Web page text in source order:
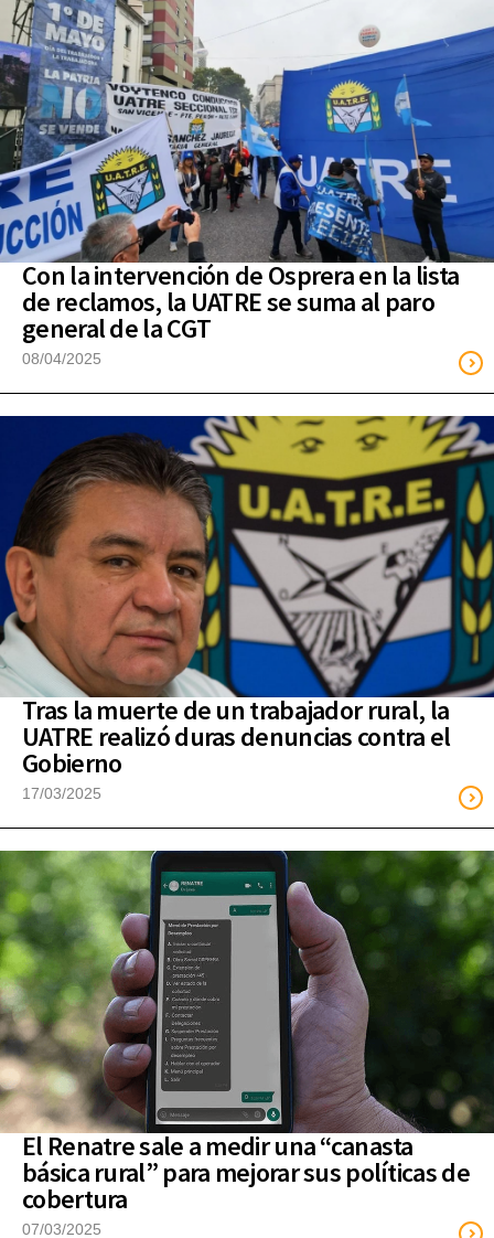
Con la intervención de Osprera en la lista
de reclamos, la UATRE se suma al paro
general de la CGT
08/04/2025
Tras la muerte de un trabajador rural, la
UATRE realizó duras denuncias contra el
Gobierno
17/03/2025
El Renatre sale a medir una “canasta
básica rural” para mejorar sus políticas de
cobertura
07/03/2025